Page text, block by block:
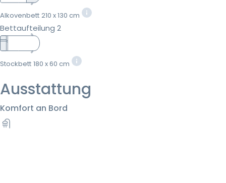
Alkovenbett 210 x 130 cm
Bettaufteilung 2
Stockbett 180 x 60 cm
Ausstattung
Komfort an Bord